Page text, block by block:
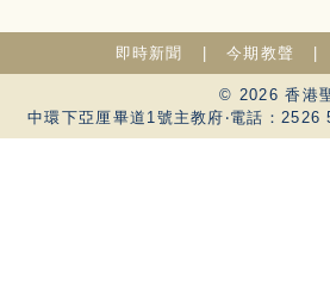
即時新聞 今期教聲
© 2026 香港
中環下亞厘畢道1號主教府‧電話：2526